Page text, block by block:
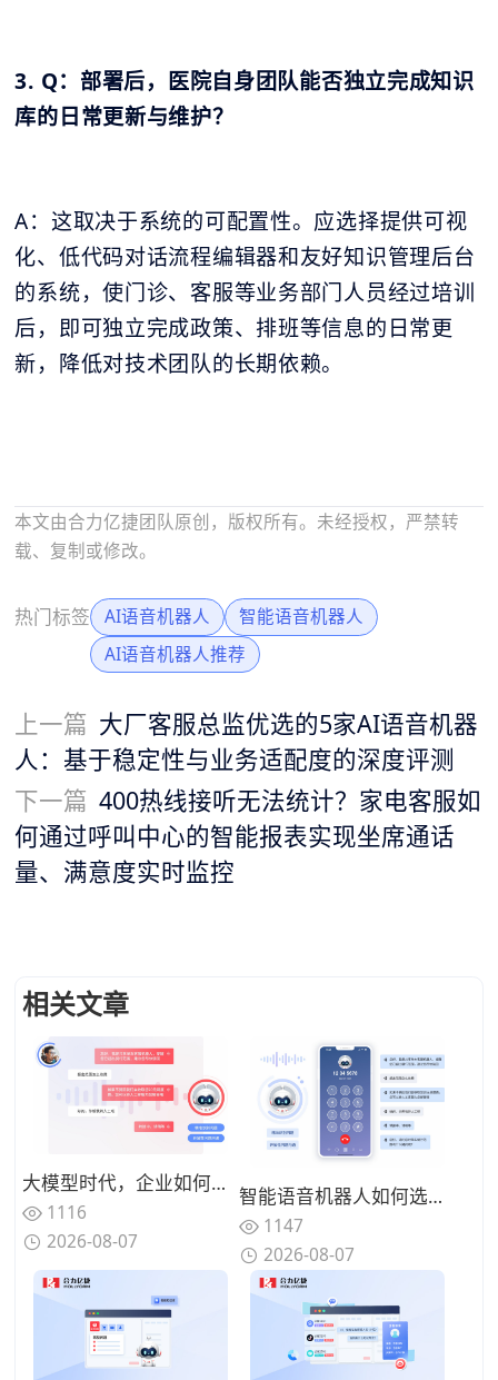
3. Q：部署后，医院自身团队能否独立完成知识
库的日常更新与维护？
A：这取决于系统的可配置性。应选择提供可视
化、低代码对话流程编辑器和友好知识管理后台
的系统，使门诊、客服等业务部门人员经过培训
后，即可独立完成政策、排班等信息的日常更
新，降低对技术团队的长期依赖。
本文由合力亿捷团队原创，版权所有。未经授权，严禁转
载、复制或修改。
热门标签 AI语音机器人
智能语音机器人
AI语音机器人推荐
上一篇 大厂客服总监优选的5家AI语音机器
人：基于稳定性与业务适配度的深度评测
下一篇 400热线接听无法统计？家电客服如
何通过呼叫中心的智能报表实现坐席通话
量、满意度实时监控
相关文章
大模型时代，企业如何打造“懂业务、能闭环”的智能语音客服？
1116
2026-08-07
智能语音机器人如何选型？2026年核心技术解析与合力亿捷落地实践
1147
2026-08-07